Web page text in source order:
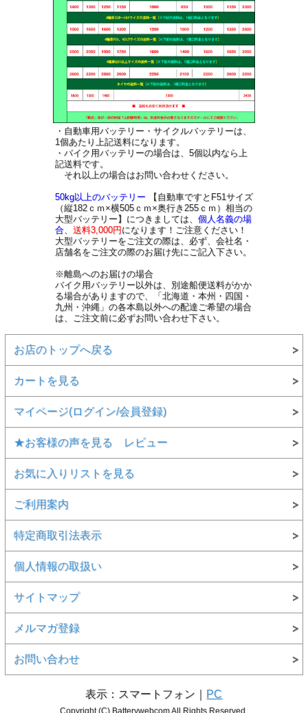
・自動車用バッテリー・サイクルバッテリーは、
1個あたり上記送料になります。
・バイク用バッテリーの場合は、5個以内なら上
記送料です。
それ以上の場合はお問い合わせください。
50kg以上のバッテリー 【自動車ですとF51サイズ
（縦182ｃｍ×横505ｃｍ×奥行き255ｃｍ）相当の
大型バッテリー】につきましては、 個人名義の場
合
送料3,000円 になります！ご注意ください！
大型バッテリーをご注文の際は、必ず、会社名・
店舗名をご注文の際のお届け先にご記入下さい。
※離島へのお届けの場合
バイク用バッテリー以外は、別途船便送料がかか
る場合がありますので、「北海道・本州・四国・
九州・沖縄」の各本島以外への配達ご希望の場合
は、ご注文前に必ずお問い合わせ下さい。
お店のトップへ戻る
カートを見る
マイページ(ログイン/会員登録)
★お客様の声を見る レビュー
お気に入りリストを見る
ご利用案内
特定商取引法表示
個人情報の取扱い
サイトマップ
メルマガ登録
お問い合わせ
表示：スマートフォン｜ PC
Copyright (C) Batterywebcom All Rights Reserved.